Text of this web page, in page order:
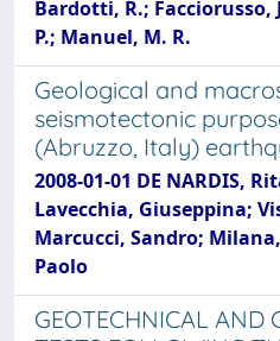
Bardotti, R.; Facciorusso,
P.; Manuel, M. R.
Geological and
seismotectonic
(Abruzzo, Italy)
2008-01-01 DE NARDIS,
Lavecchia, Giuseppina;
Marcucci, Sandro;
Paolo
GEOTECHNICAL AND